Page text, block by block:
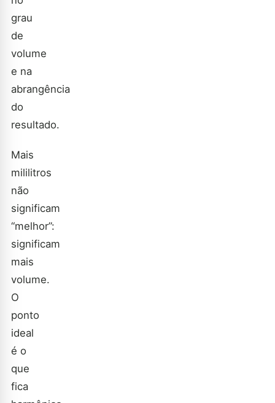
grau
de
volume
e na
abrangência
do
resultado.
Mais
mililitros
não
significam
“melhor”:
significam
mais
volume.
O
ponto
ideal
é o
que
fica